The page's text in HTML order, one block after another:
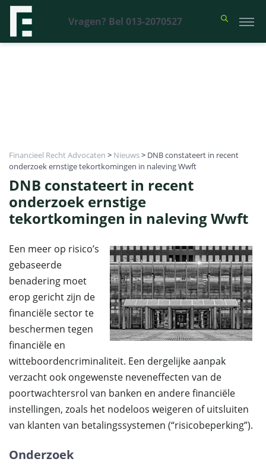
Vragen? Bel 013-2070527
Financieel Recht Advocaten > Nieuws> DNB constateert in recent
onderzoek ernstige tekortkomingen in naleving Wwft
DNB constateert in recent
onderzoek ernstige
tekortkomingen in naleving Wwft
Een meer op risico’s
gebaseerde
benadering moet
erop gericht zijn de
financiële sector te
beschermen tegen
financiële en
witteboordencriminaliteit. Een dergelijke aanpak
verzacht ook ongewenste neveneffecten van de
poortwachtersrol van banken en andere financiële
instellingen, zoals het nodeloos weigeren of uitsluiten
van klanten van betalingssystemen (“risicobeperking”).
Onderzoek